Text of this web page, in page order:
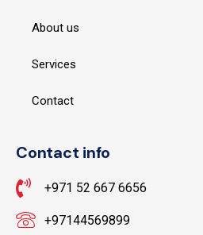
About us
Services
Contact
Contact info
+971 52 667 6656
+97144569899